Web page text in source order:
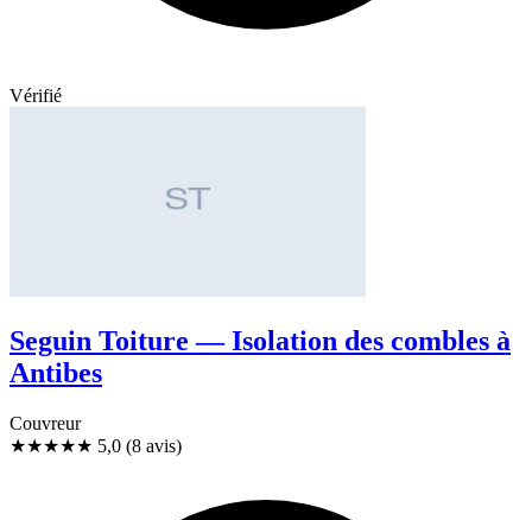
Vérifié
Seguin Toiture — Isolation des combles à
Antibes
Couvreur
★★★★★ 5,0 (8 avis)